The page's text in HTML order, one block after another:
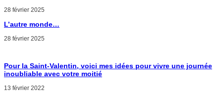
28 février 2025
L’autre monde…
28 février 2025
Pour la Saint-Valentin, voici mes idées pour vivre une journée
inoubliable avec votre moitié
13 février 2022